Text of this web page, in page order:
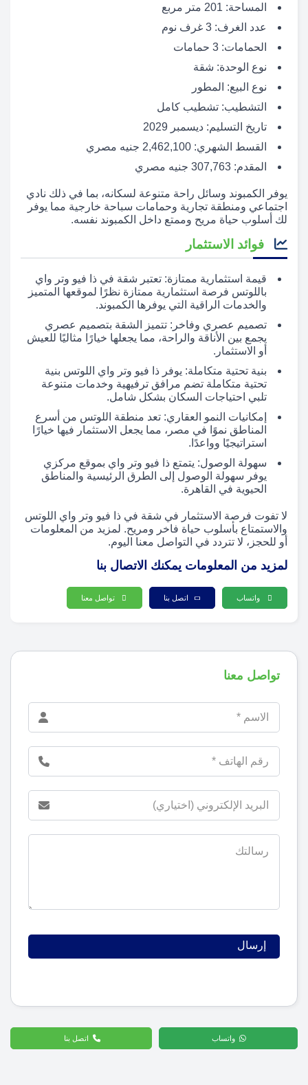
المساحة: 201 متر مربع
عدد الغرف: 3 غرف نوم
الحمامات: 3 حمامات
نوع الوحدة: شقة
نوع البيع: المطور
التشطيب: تشطيب كامل
تاريخ التسليم: ديسمبر 2029
القسط الشهري: 2,462,100 جنيه مصري
المقدم: 307,763 جنيه مصري
يوفر الكمبوند وسائل راحة متنوعة لسكانه، بما في ذلك نادي
اجتماعي ومنطقة تجارية وحمامات سباحة خارجية مما يوفر
لك أسلوب حياة مريح وممتع داخل الكمبوند نفسه.
فوائد الاستثمار
قيمة استثمارية ممتازة: تعتبر شقة في ذا فيو وتر واي
باللوتس فرصة استثمارية ممتازة نظرًا لموقعها المتميز
والخدمات الراقية التي يوفرها الكمبوند.
تصميم عصري وفاخر: تتميز الشقة بتصميم عصري
يجمع بين الأناقة والراحة، مما يجعلها خيارًا مثاليًا للعيش
أو الاستثمار.
بنية تحتية متكاملة: يوفر ذا فيو وتر واي اللوتس بنية
تحتية متكاملة تضم مرافق ترفيهية وخدمات متنوعة
تلبي احتياجات السكان بشكل شامل.
إمكانيات النمو العقاري: تعد منطقة اللوتس من أسرع
المناطق نموًا في مصر، مما يجعل الاستثمار فيها خيارًا
استراتيجيًا وواعدًا.
سهولة الوصول: يتمتع ذا فيو وتر واي بموقع مركزي
يوفر سهولة الوصول إلى الطرق الرئيسية والمناطق
الحيوية في القاهرة.
لا تفوت فرصة الاستثمار في شقة في ذا فيو وتر واي اللوتس
والاستمتاع بأسلوب حياة فاخر ومريح. لمزيد من المعلومات
أو للحجز، لا تتردد في التواصل معنا اليوم.
لمزيد من المعلومات يمكنك الاتصال بنا
واتساب اتصل بنا تواصل معنا
تواصل معنا
واتساب اتصل بنا